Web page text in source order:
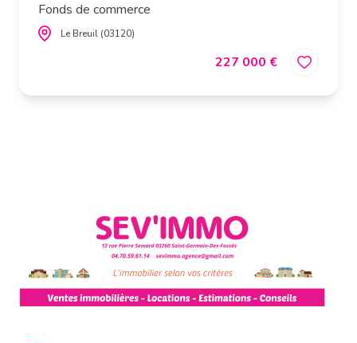
contact
Fonds de commerce
Le Breuil (03120)
227 000 €